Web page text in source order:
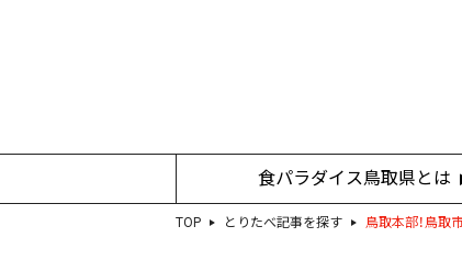
食パラダイス鳥取県とは
TOP とりたべ記事を探す 鳥取本部！鳥取